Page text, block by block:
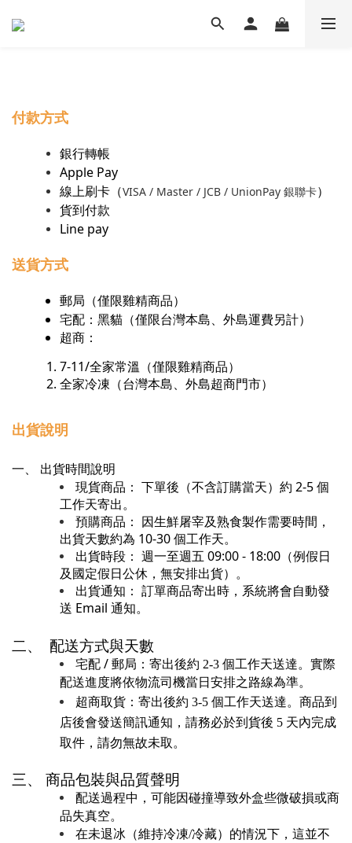
付款方式
銀行轉帳
Apple Pay
線上刷卡（VISA / Master / JCB / UnionPay 銀聯卡）
貨到付款
Line pay
送貨方式
郵局（僅限雞精商品）
宅配：黑貓（僅限台灣本島、外島運費另計）
超商：
7-11/全家常溫 （僅限雞精商品）
全家冷凍（台灣本島、外島超商門市）
出貨說明
一、 出貨時間說明
現貨商品： 下單後（不含訂購當天）約 2-5 個
工作天寄出。
預購商品： 因生鮮屠宰及熟食製作需要時間，
出貨天數約為 10-30 個工作天。
出貨時段： 週一至週五 09:00 - 18:00（例假日
及國定假日公休，無安排出貨）。
出貨通知： 訂單商品寄出時，系統將會自動發
送 Email 通知。
二、 配送方式與天數
宅配 / 郵局： 寄出後約 2-3 個工作天送達。實際
配送進度將依物流司機當日安排之路線為準。
超商取貨： 寄出後約 3-5 個工作天送達。商品到
店後會發送簡訊通知，請務必於到貨後 5 天內完成
取件，請勿無故未取。
三、 商品包裝與品質聲明
配送過程中，可能因碰撞導致外盒些微破損或商
品失真空。
在未退冰（維持冷凍/冷藏）的情況下，這並不